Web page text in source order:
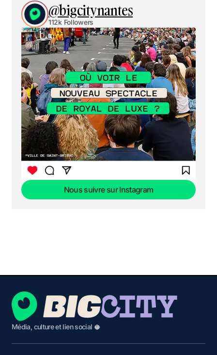
@bigcitynantes
112k Followers
Nous suivre sur Instagram
Média, culture et lien social 🥥